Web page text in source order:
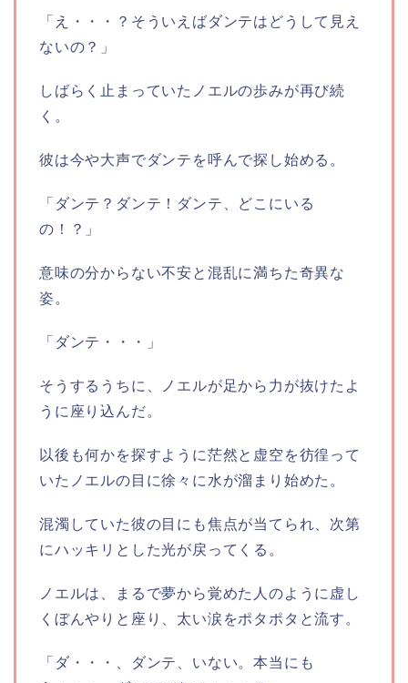
「え・・・？そういえばダンテはどうして見え
ないの？」
しばらく止まっていたノエルの歩みが再び続
く。
彼は今や大声でダンテを呼んで探し始める。
「ダンテ？ダンテ！ダンテ、どこにいる
の！？」
意味の分からない不安と混乱に満ちた奇異な
姿。
「ダンテ・・・」
そうするうちに、ノエルが足から力が抜けたよ
うに座り込んだ。
以後も何かを探すように茫然と虚空を彷徨って
いたノエルの目に徐々に水が溜まり始めた。
混濁していた彼の目にも焦点が当てられ、次第
にハッキリとした光が戻ってくる。
ノエルは、まるで夢から覚めた人のように虚し
くぼんやりと座り、太い涙をポタポタと流す。
「ダ・・・、ダンテ、いない。本当にも